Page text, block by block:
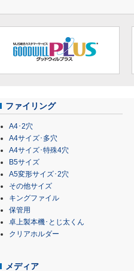
ファイリング
A4･2穴
A4サイズ･多穴
A4サイズ･特殊4穴
B5サイズ
A5変形サイズ･2穴
その他サイズ
キングファイル
保管用
卓上製本機･とじ太くん
クリアホルダー
メディア